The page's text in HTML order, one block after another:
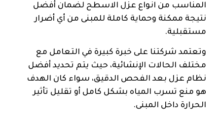
المناسب من انواع عزل الاسطح لضمان أفضل
نتيجة ممكنة وحماية كاملة للمبنى من أي أضرار
مستقبلية.
وتعتمد شركتنا على خبرة كبيرة في التعامل مع
مختلف الحالات الإنشائية، حيث يتم تحديد أفضل
نظام عزل بعد الفحص الدقيق، سواء كان الهدف
هو منع تسرب المياه بشكل كامل أو تقليل تأثير
الحرارة داخل المبنى.